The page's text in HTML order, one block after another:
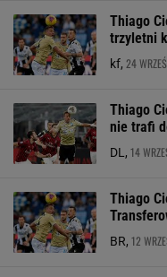
Thiago
trzyletni
kf, 24
Thiago
nie trafi
DL, 14
Thiago
BR, 12